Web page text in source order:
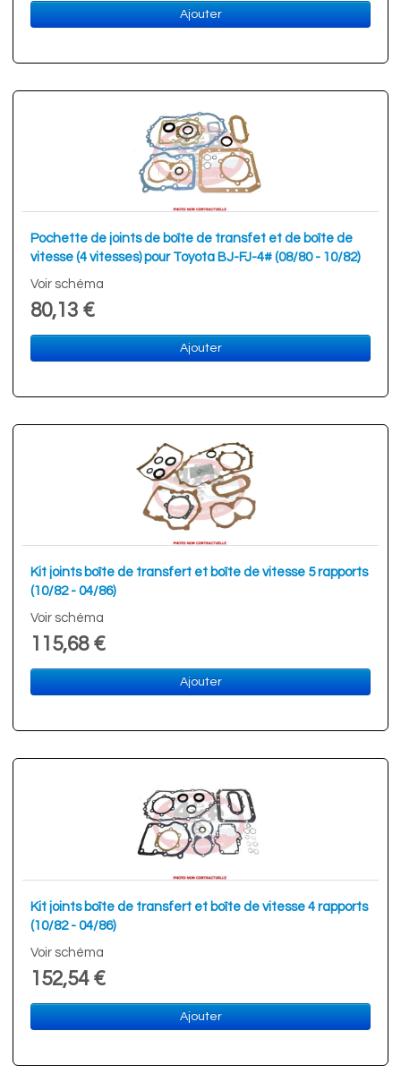
Ajouter
Pochette de joints de boîte de transfet et de boîte de
vitesse (4 vitesses) pour Toyota BJ-FJ-4# (08/80 - 10/82)
Voir schéma
80,13 €
Ajouter
Kit joints boîte de transfert et boîte de vitesse 5 rapports
(10/82 - 04/86)
Voir schéma
115,68 €
Ajouter
Kit joints boîte de transfert et boîte de vitesse 4 rapports
(10/82 - 04/86)
Voir schéma
152,54 €
Ajouter